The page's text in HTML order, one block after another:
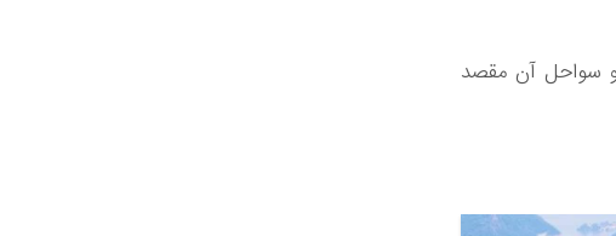
است، شهرها و سواحل آن مقصد